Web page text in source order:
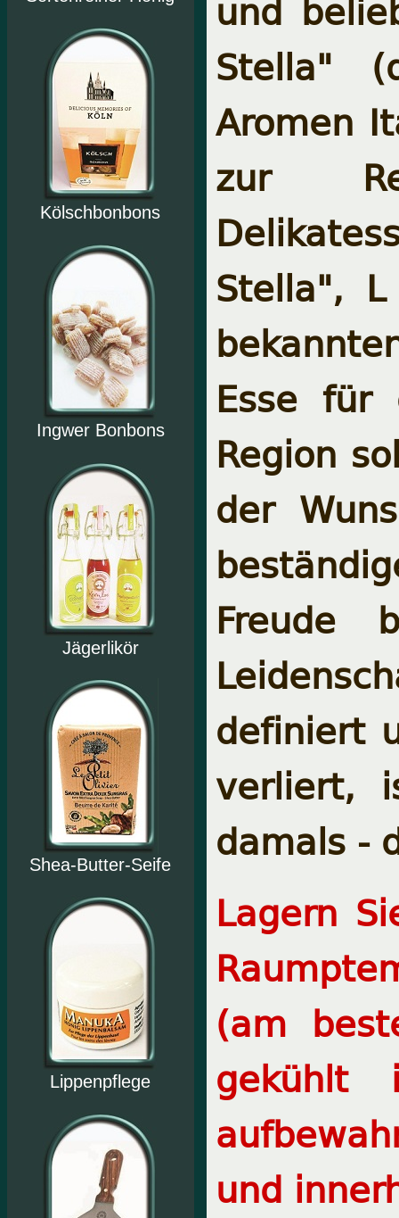
Kölschbonbons
Ingwer Bonbons
Jägerlikör
Shea-Butter-Seife
Lippenpflege
Stella"
Aromen
zur
Stella",
Esse für
Region
der
Freude
definiert
verliert,
damals -
Lagern
(am
und